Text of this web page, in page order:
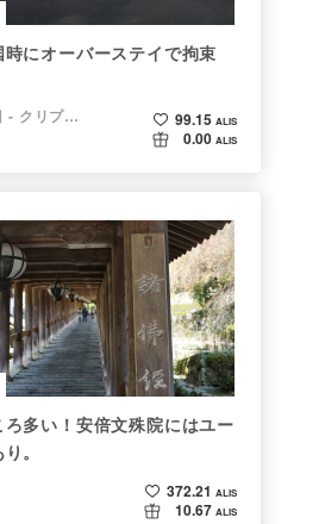
にオーバーステイで拘束
地球放浪２０年目 - クリプトラベラー
99.15 ALIS
0.00 ALIS
多い！安倍文殊院にはユー
。
372.21 ALIS
10.67 ALIS